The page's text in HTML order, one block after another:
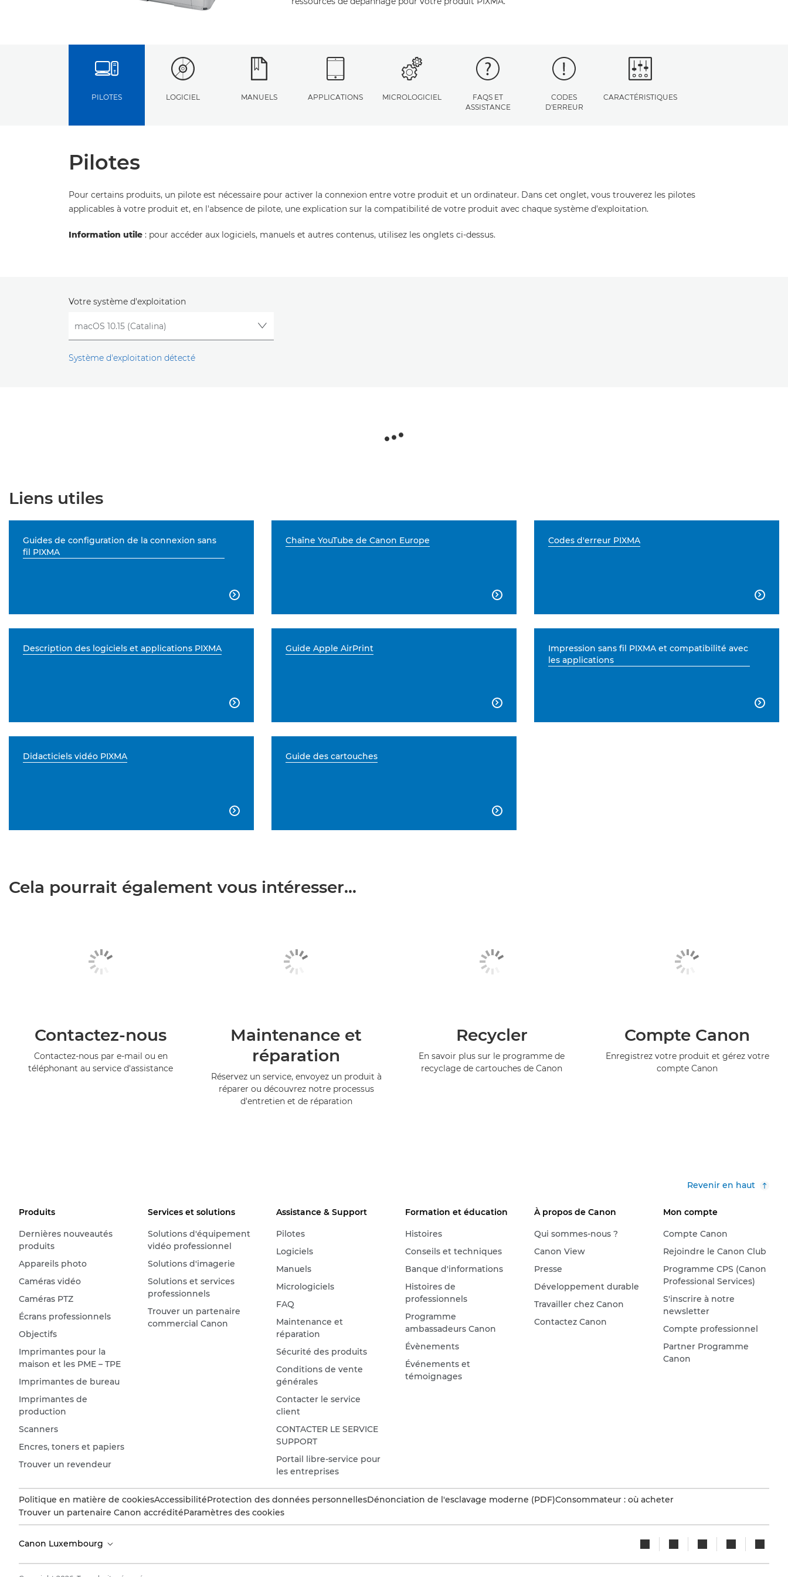
PILOTES LOGICIEL MANUELS APPLICATIONS MICROLOGICIEL
FAQS ET
ASSISTANCE
CODES
D'ERREUR
CARACTÉRISTIQUES
Pilotes
Pour certains produits, un pilote est nécessaire pour activer la connexion entre votre produit et un ordinateur. Dans cet onglet, vous trouverez les pilotes
applicables à votre produit et, en l'absence de pilote, une explication sur la compatibilité de votre produit avec chaque système d'exploitation.
Information utile : pour accéder aux logiciels, manuels et autres contenus, utilisez les onglets ci-dessus.
Votre système d'exploitation
Système d'exploitation détecté
Liens utiles
Guides de configuration de la connexion sans
fil PIXMA

Chaîne YouTube de Canon Europe

Codes d'erreur PIXMA

Description des logiciels et applications PIXMA

Guide Apple AirPrint

Impression sans fil PIXMA et compatibilité avec
les applications

Didacticiels vidéo PIXMA

Guide des cartouches

Cela pourrait également vous intéresser...
Contactez-nous
Contactez-nous par e-mail ou en
téléphonant au service d'assistance
Maintenance et
réparation
Réservez un service, envoyez un produit à
réparer ou découvrez notre processus
d'entretien et de réparation
Recycler
En savoir plus sur le programme de
recyclage de cartouches de Canon
Compte Canon
Enregistrez votre produit et gérez votre
compte Canon
Revenir en haut
Produits
Dernières nouveautés
produits
Appareils photo
Caméras vidéo
Caméras PTZ
Écrans professionnels
Objectifs
Imprimantes pour la
maison et les PME – TPE
Imprimantes de bureau
Imprimantes de
production
Scanners
Encres, toners et papiers
Trouver un revendeur
Services et solutions
Solutions d'équipement
vidéo professionnel
Solutions d'imagerie
Solutions et services
professionnels
Trouver un partenaire
commercial Canon
Assistance & Support
Pilotes
Logiciels
Manuels
Micrologiciels
FAQ
Maintenance et
réparation
Sécurité des produits
Conditions de vente
générales
Contacter le service
client
CONTACTER LE SERVICE
SUPPORT
Portail libre-service pour
les entreprises
Formation et éducation
Histoires
Conseils et techniques
Banque d'informations
Histoires de
professionnels
Programme
ambassadeurs Canon
Évènements
Événements et
témoignages
À propos de Canon
Qui sommes-nous ?
Canon View
Presse
Développement durable
Travailler chez Canon
Contactez Canon
Mon compte
Compte Canon
Rejoindre le Canon Club
Programme CPS (Canon
Professional Services)
S'inscrire à notre
newsletter
Compte professionnel
Partner Programme
Canon
Politique en matière de cookiesAccessibilitéProtection des données personnellesDénonciation de l'esclavage moderne (PDF)Consommateur : où acheter
Trouver un partenaire Canon accréditéParamètres des cookies
Canon Luxembourg